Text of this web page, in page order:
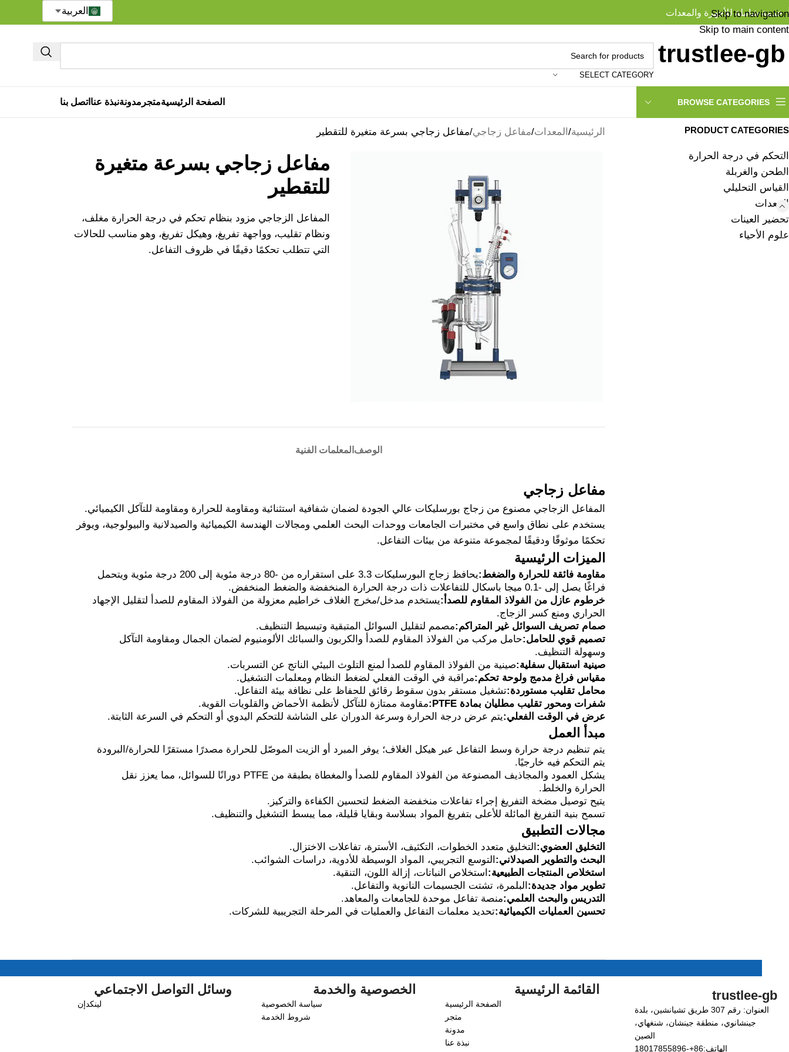
Skip to navigation
Skip to main content
خدمة شاملة للأجهزة والمعدات
SELECT CATEGORY
BROWSE CATEGORIES الصفحة الرئيسيةمتجر مدونةنبذة عنا اتصل بنا
العربية
PRODUCT CATEGORIES
التحكم في درجة الحرارة
الطحن والغربلة
القياس التحليلي
المعدات
تحضير العينات
علوم الأحياء
الرئيسية المعدات مفاعل زجاجي مفاعل زجاجي بسرعة متغيرة للتقطير
مفاعل زجاجي بسرعة متغيرة
للتقطير
المفاعل الزجاجي مزود بنظام تحكم في درجة الحرارة مغلف،
ونظام تقليب، وواجهة تفريغ، وهيكل تفريغ، وهو مناسب للحالات
التي تتطلب تحكمًا دقيقًا في ظروف التفاعل.
الوصف المعلمات الفنية
مفاعل زجاجي
المفاعل الزجاجي مصنوع من زجاج بورسليكات عالي الجودة لضمان شفافية استثنائية ومقاومة للحرارة ومقاومة للتآكل الكيميائي.
يستخدم على نطاق واسع في مختبرات الجامعات ووحدات البحث العلمي ومجالات الهندسة الكيميائية والصيدلانية والبيولوجية، ويوفر
تحكمًا موثوقًا ودقيقًا لمجموعة متنوعة من بيئات التفاعل.
الميزات الرئيسية
مقاومة فائقة للحرارة والضغط:
يحافظ زجاج البورسليكات 3.3 على استقراره من -80 درجة مئوية إلى 200 درجة مئوية ويتحمل
فراغًا يصل إلى -0.1 ميجا باسكال للتفاعلات ذات درجة الحرارة المنخفضة والضغط المنخفض.
خرطوم عازل من الفولاذ المقاوم للصدأ:يستخدم مدخل/مخرج الغلاف خراطيم معزولة من الفولاذ المقاوم للصدأ لتقليل الإجهاد
الحراري ومنع كسر الزجاج.
صمام تصريف السوائل غير المتراكم:مصمم لتقليل السوائل المتبقية وتبسيط التنظيف.
تصميم قوي للحامل:حامل مركب من الفولاذ المقاوم للصدأ والكربون والسبائك الألومنيوم لضمان الجمال ومقاومة التآكل
وسهولة التنظيف.
صينية استقبال سفلية:صينية من الفولاذ المقاوم للصدأ لمنع التلوث البيئي الناتج عن التسربات.
مقياس فراغ مدمج ولوحة تحكم:مراقبة في الوقت الفعلي لضغط النظام ومعلمات التشغيل.
محامل تقليب مستوردة:تشغيل مستقر بدون سقوط رقائق للحفاظ على نظافة بيئة التفاعل.
شفرات ومحور تقليب مطليان بمادة PTFE:
مقاومة ممتازة للتآكل لأنظمة الأحماض والقلويات القوية.
عرض في الوقت الفعلي:يتم عرض درجة الحرارة وسرعة الدوران على الشاشة للتحكم اليدوي أو التحكم في السرعة الثابتة.
مبدأ العمل
يتم تنظيم درجة حرارة وسط التفاعل عبر هيكل الغلاف؛ يوفر المبرد أو الزيت الموصّل للحرارة مصدرًا مستقرًا للحرارة/البرودة
يتم التحكم فيه خارجيًا.
يشكل العمود والمجاذيف المصنوعة من الفولاذ المقاوم للصدأ والمغطاة بطبقة من PTFE دورانًا للسوائل، مما يعزز نقل
الحرارة والخلط.
يتيح توصيل مضخة التفريغ إجراء تفاعلات منخفضة الضغط لتحسين الكفاءة والتركيز.
تسمح بنية التفريغ المائلة للأعلى بتفريغ المواد بسلاسة وبقايا قليلة، مما يبسط التشغيل والتنظيف.
مجالات التطبيق
التخليق العضوي: التخليق متعدد الخطوات، التكثيف، الأسترة، تفاعلات الاختزال.
البحث والتطوير الصيدلاني: التوسع التجريبي، المواد الوسيطة للأدوية، دراسات الشوائب.
استخلاص المنتجات الطبيعية: استخلاص النباتات، إزالة اللون، التنقية.
تطوير مواد جديدة: البلمرة، تشتت الجسيمات النانوية والتفاعل.
التدريس والبحث العلمي:منصة تفاعل موحدة للجامعات والمعاهد.
تحسين العمليات الكيميائية:تحديد معلمات التفاعل والعمليات في المرحلة التجريبية للشركات.
trustlee-gb
العنوان: رقم 307 طريق تشيانشين، بلدة
جينشانوي، منطقة جينشان، شنغهاي،
الصين
الهاتف:86+-18017855896
القائمة الرئيسية
الصفحة الرئيسية
متجر
مدونة
نبذة عنا
الخصوصية والخدمة
سياسة الخصوصية
شروط الخدمة
وسائل التواصل الاجتماعي
لينكدإن